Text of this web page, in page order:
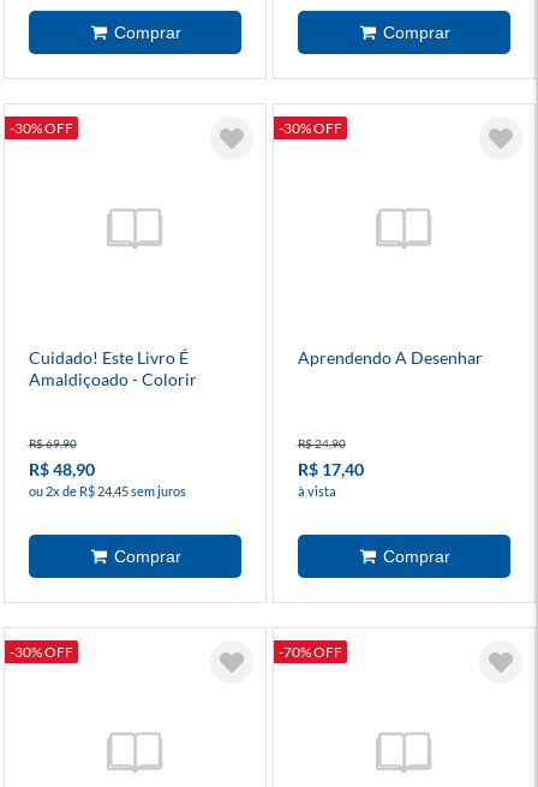
-30% OFF
Cuidado! Este Livro É
Amaldiçoado - Colorir
R$ 69,90
R$ 48,90
ou 2x de R$ 24,45 sem juros
-30% OFF
Aprendendo A Desenhar
R$ 24,90
R$ 17,40
à vista
-30% OFF -70% OFF